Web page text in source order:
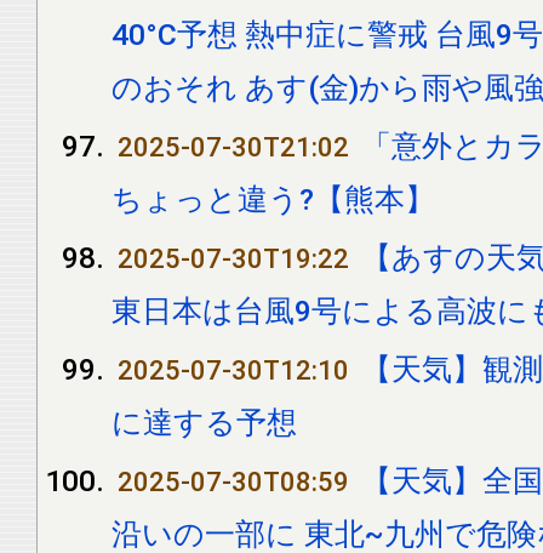
40°C予想 熱中症に警戒 台風9
のおそれ あす(金)から雨や風
2025-07-30T21:02
「意外とカ
ちょっと違う?【熊本】
2025-07-30T19:22
【あすの天
東日本は台風9号による高波に
2025-07-30T12:10
【天気】観
に達する予想
2025-07-30T08:59
【天気】全
沿いの一部に 東北~九州で危